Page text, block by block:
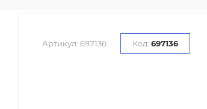
Артикул: 697136 Код: 697136